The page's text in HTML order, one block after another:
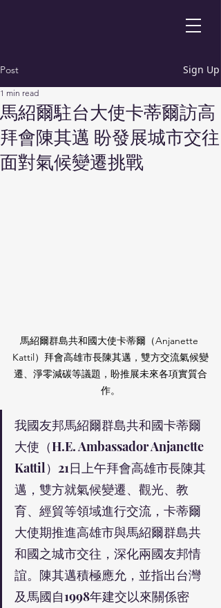
Post Sign Up
馬紹爾駐台大使卡蒂爾訪高
拜會陳其邁 盼發展城市交往
面對氣候變遷挑戰
1 min read
馬紹爾群島共和國大使卡蒂爾（Anjanette
Kattil）拜會高雄市長陳其邁，雙方交流氣候變
遷、淨零減碳等議題，盼推展未來各項實質合
作。
我國友邦馬紹爾群島共和國卡蒂爾
大使（H.E. Ambassador Anjanette
Kattil）21日上午拜會高雄市長陳其
邁，雙方就氣候變遷、觀光、教
育、經貿等領域進行交流，卡蒂爾
大使期推進高雄市與馬紹爾群島共
和國之城市交往，深化兩國友邦情
誼。陳其邁積極應允，並指出台灣
及馬國自1998年建交以來關係密